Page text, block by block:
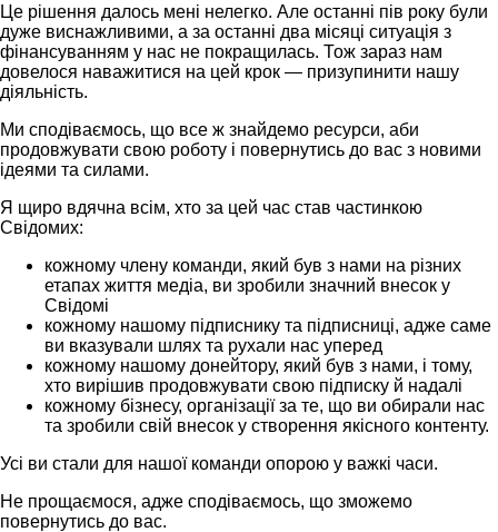
Це рішення далось мені нелегко. Але останні пів року були
дуже виснажливими, а за останні два місяці ситуація з
фінансуванням у нас не покращилась. Тож зараз нам
довелося наважитися на цей крок — призупинити нашу
діяльність.
Ми сподіваємось, що все ж знайдемо ресурси, аби
продовжувати свою роботу і повернутись до вас з новими
ідеями та силами.
Я щиро вдячна всім, хто за цей час став частинкою
Свідомих:
кожному члену команди, який був з нами на різних
етапах життя медіа, ви зробили значний внесок у
Свідомі
кожному нашому підписнику та підписниці, адже саме
ви вказували шлях та рухали нас уперед
кожному нашому донейтору, який був з нами, і тому,
хто вирішив продовжувати свою підписку й надалі
кожному бізнесу, організації за те, що ви обирали нас
та зробили свій внесок у створення якісного контенту.
Усі ви стали для нашої команди опорою у важкі часи.
Не прощаємося, адже сподіваємось, що зможемо
повернутись до вас.